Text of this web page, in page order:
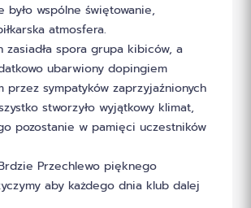
było wspólne świętowanie,
atmosfera.
zasiadła spora grupa kibiców, a
ubarwiony dopingiem
przez sympatyków zaprzyjaźnionych
stworzyło wyjątkowy klimat,
pozostanie w pamięci uczestników
Przechlewo pięknego
aby każdego dnia klub dalej